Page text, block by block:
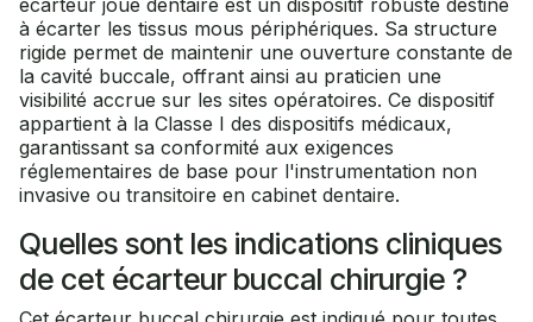
à écarter les tissus mous périphériques. Sa structure
rigide permet de maintenir une ouverture constante de
la cavité buccale, offrant ainsi au praticien une
visibilité accrue sur les sites opératoires. Ce dispositif
appartient à la Classe I des dispositifs médicaux,
garantissant sa conformité aux exigences
réglementaires de base pour l'instrumentation non
invasive ou transitoire en cabinet dentaire.
Quelles sont les indications cliniques
de cet écarteur buccal chirurgie ?